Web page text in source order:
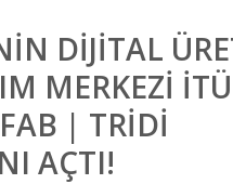
DİJİTAL
MERKEZİ İTÜ
| TRİDİ
AÇTI!